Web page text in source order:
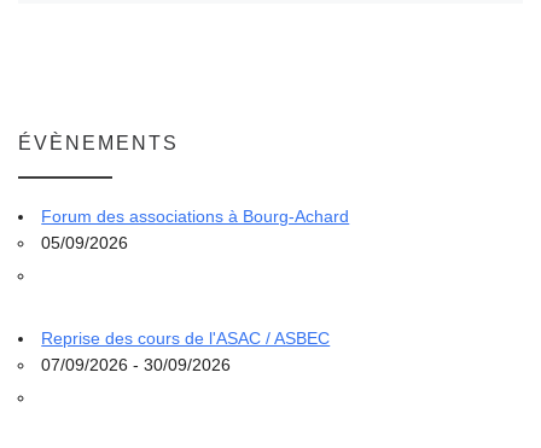
ÉVÈNEMENTS
Forum des associations à Bourg-Achard
05/09/2026
Reprise des cours de l'ASAC / ASBEC
07/09/2026 - 30/09/2026